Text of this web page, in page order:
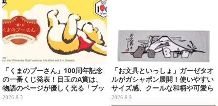
「くまのプーさん」100周年記念
の一番くじ発表！目玉のA賞は、
物語のページが優しく光る「ブッ
クシェイプドライト」
2026.8.3
「お文具といっしょ」ガーゼタオ
ルがガシャポン展開！使いやすい
サイズ感、クールな和柄や可愛ら
しいお寿司など全4種
2026.8.9